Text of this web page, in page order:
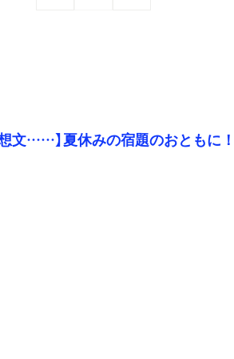
文……】夏休みの宿題のおともに